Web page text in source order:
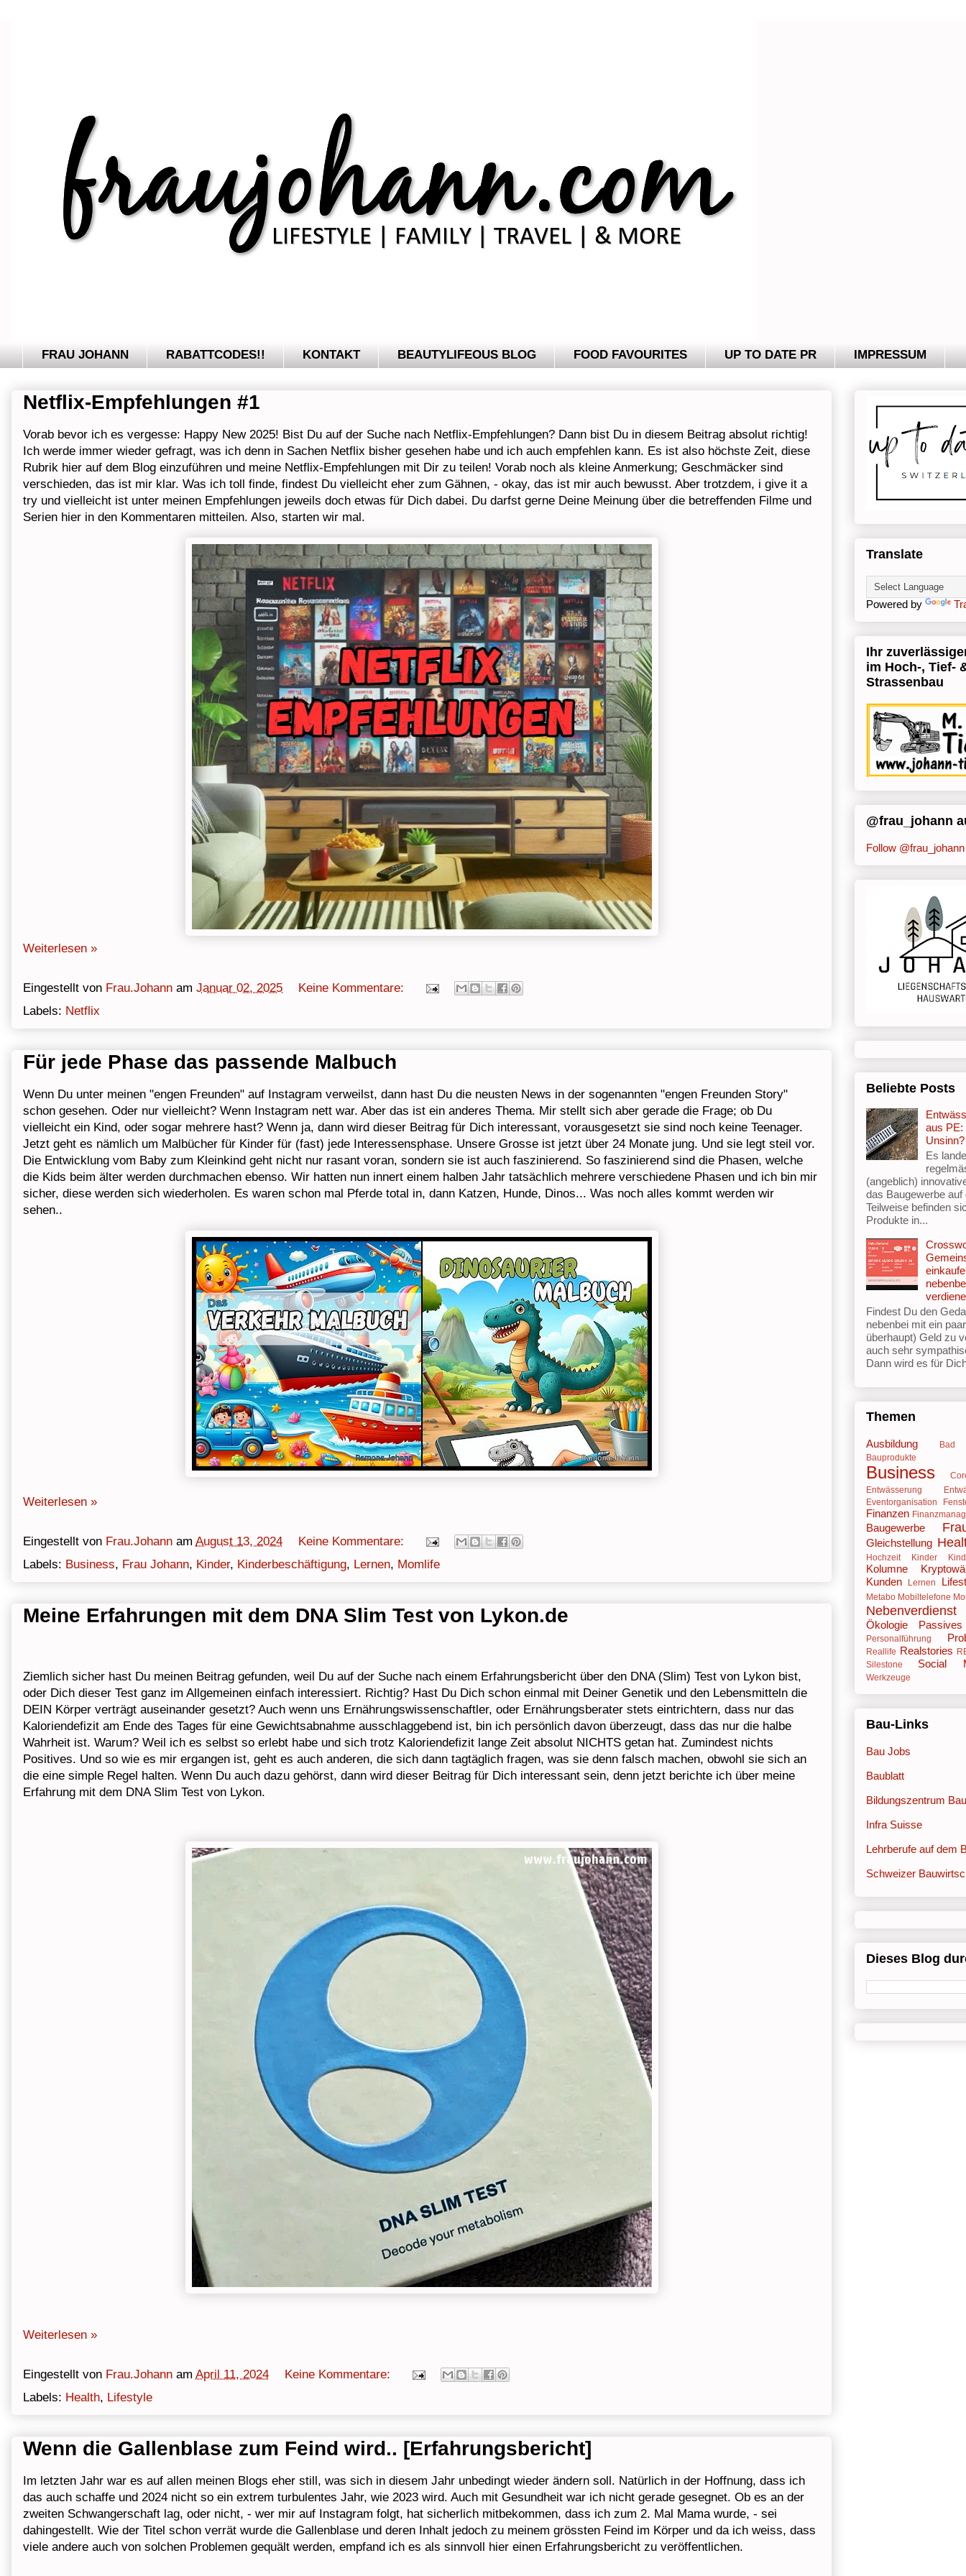
FRAU JOHANN RABATTCODES!! KONTAKT BEAUTYLIFEOUS BLOG FOOD FAVOURITES UP TO DATE PR IMPRESSUM
Netflix-Empfehlungen #1
Vorab bevor ich es vergesse: Happy New 2025! Bist Du auf der Suche nach Netflix-Empfehlungen? Dann bist Du in diesem Beitrag absolut richtig!
Ich werde immer wieder gefragt, was ich denn in Sachen Netflix bisher gesehen habe und ich auch empfehlen kann. Es ist also höchste Zeit, diese
Rubrik hier auf dem Blog einzuführen und meine Netflix-Empfehlungen mit Dir zu teilen! Vorab noch als kleine Anmerkung; Geschmäcker sind
verschieden, das ist mir klar. Was ich toll finde, findest Du vielleicht eher zum Gähnen, - okay, das ist mir auch bewusst. Aber trotzdem, i give it a
try und vielleicht ist unter meinen Empfehlungen jeweils doch etwas für Dich dabei. Du darfst gerne Deine Meinung über die betreffenden Filme und
Serien hier in den Kommentaren mitteilen. Also, starten wir mal.
Weiterlesen »
Eingestellt von Frau.Johann am Januar 02, 2025
Keine Kommentare:
Labels: Netflix
Für jede Phase das passende Malbuch
Wenn Du unter meinen "engen Freunden" auf Instagram verweilst, dann hast Du die neusten News in der sogenannten "engen Freunden Story"
schon gesehen. Oder nur vielleicht? Wenn Instagram nett war. Aber das ist ein anderes Thema. Mir stellt sich aber gerade die Frage; ob Du
vielleicht ein Kind, oder sogar mehrere hast? Wenn ja, dann wird dieser Beitrag für Dich interessant, vorausgesetzt sie sind noch keine Teenager.
Jetzt geht es nämlich um Malbücher für Kinder für (fast) jede Interessensphase. Unsere Grosse ist jetzt über 24 Monate jung. Und sie legt steil vor.
Die Entwicklung vom Baby zum Kleinkind geht nicht nur rasant voran, sondern sie ist auch faszinierend. So faszinierend sind die Phasen, welche
die Kids beim älter werden durchmachen ebenso. Wir hatten nun innert einem halben Jahr tatsächlich mehrere verschiedene Phasen und ich bin mir
sicher, diese werden sich wiederholen. Es waren schon mal Pferde total in, dann Katzen, Hunde, Dinos... Was noch alles kommt werden wir
sehen..
Weiterlesen »
Eingestellt von Frau.Johann am August 13, 2024
Keine Kommentare:
Labels: Business, Frau Johann, Kinder, Kinderbeschäftigung, Lernen, Momlife
Meine Erfahrungen mit dem DNA Slim Test von Lykon.de
Ziemlich sicher hast Du meinen Beitrag gefunden, weil Du auf der Suche nach einem Erfahrungsbericht über den DNA (Slim) Test von Lykon bist,
oder Dich dieser Test ganz im Allgemeinen einfach interessiert. Richtig? Hast Du Dich schon einmal mit Deiner Genetik und den Lebensmitteln die
DEIN Körper verträgt auseinander gesetzt? Auch wenn uns Ernährungswissenschaftler, oder Ernährungsberater stets eintrichtern, dass nur das
Kaloriendefizit am Ende des Tages für eine Gewichtsabnahme ausschlaggebend ist, bin ich persönlich davon überzeugt, dass das nur die halbe
Wahrheit ist. Warum? Weil ich es selbst so erlebt habe und sich trotz Kaloriendefizit lange Zeit absolut NICHTS getan hat. Zumindest nichts
Positives. Und so wie es mir ergangen ist, geht es auch anderen, die sich dann tagtäglich fragen, was sie denn falsch machen, obwohl sie sich an
die eine simple Regel halten. Wenn Du auch dazu gehörst, dann wird dieser Beitrag für Dich interessant sein, denn jetzt berichte ich über meine
Erfahrung mit dem DNA Slim Test von Lykon.
Weiterlesen »
Eingestellt von Frau.Johann am April 11, 2024
Keine Kommentare:
Labels: Health, Lifestyle
Wenn die Gallenblase zum Feind wird.. [Erfahrungsbericht]
Im letzten Jahr war es auf allen meinen Blogs eher still, was sich in diesem Jahr unbedingt wieder ändern soll. Natürlich in der Hoffnung, dass ich
das auch schaffe und 2024 nicht so ein extrem turbulentes Jahr, wie 2023 wird. Auch mit Gesundheit war ich nicht gerade gesegnet. Ob es an der
zweiten Schwangerschaft lag, oder nicht, - wer mir auf Instagram folgt, hat sicherlich mitbekommen, dass ich zum 2. Mal Mama wurde, - sei
dahingestellt. Wie der Titel schon verrät wurde die Gallenblase und deren Inhalt jedoch zu meinem grössten Feind im Körper und da ich weiss, dass
viele andere auch von solchen Problemen gequält werden, empfand ich es als sinnvoll hier einen Erfahrungsbericht zu veröffentlichen.
Translate
Powered by
Ihr
im Hoch-, Tief-
Strassenbau
@frau_johann
Follow @frau_johann
Beliebte Posts
aus PE:
Unsinn?
Es
(angeblich)
das Baugewerbe
Teilweise befinden
Produkte in...
Findest Du den
nebenbei mit ein
überhaupt) Geld zu
auch sehr
Dann wird es für
Themen
Ausbildung
Bad
Bauprodukte
Business
Entwässerung
Eventorganisation
Finanzen
Baugewerbe
Gleichstellung
Hochzeit Kinder
Kolumne
Kunden
Lernen
Metabo Mobiltelefone
Nebenverdienst
Ökologie
Personalführung
Reallife Realstories
Silestone
Social
Werkzeuge
Bau-Links
Bau Jobs
Baublatt
Bildungszentrum Bau
Infra Suisse
Lehrberufe auf dem
Schweizer
Dieses Blog